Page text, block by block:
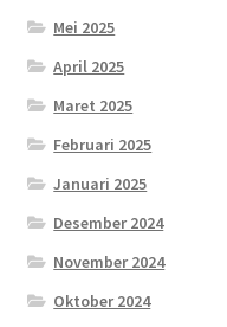
Mei 2025
April 2025
Maret 2025
Februari 2025
Januari 2025
Desember 2024
November 2024
Oktober 2024